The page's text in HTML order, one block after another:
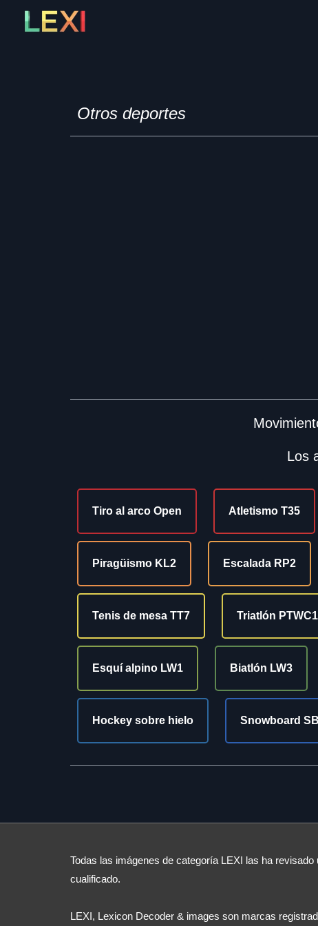
Otros deportes
Los
Tiro al arco Open Atletismo T35
Piragüismo KL2 Escalada RP2
Tenis de mesa TT7 Triatlón
Esquí alpino LW1 Biatlón LW3
Hockey sobre hielo Snowboard
Todas las imágenes de categoría LEXI las ha
cualificado.
LEXI, Lexicon Decoder & images son marcas